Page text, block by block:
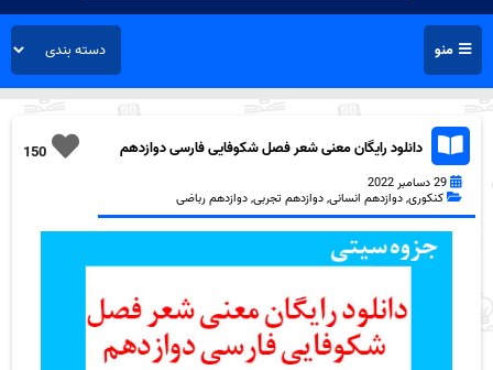
منو
150
دانلود رایگان معنی شعر فصل شکوفایی فارسی دوازدهم
29 دسامبر 2022
کنکوری,دوازدهم انسانی,دوازدهم تجربی,دوازدهم رباضی